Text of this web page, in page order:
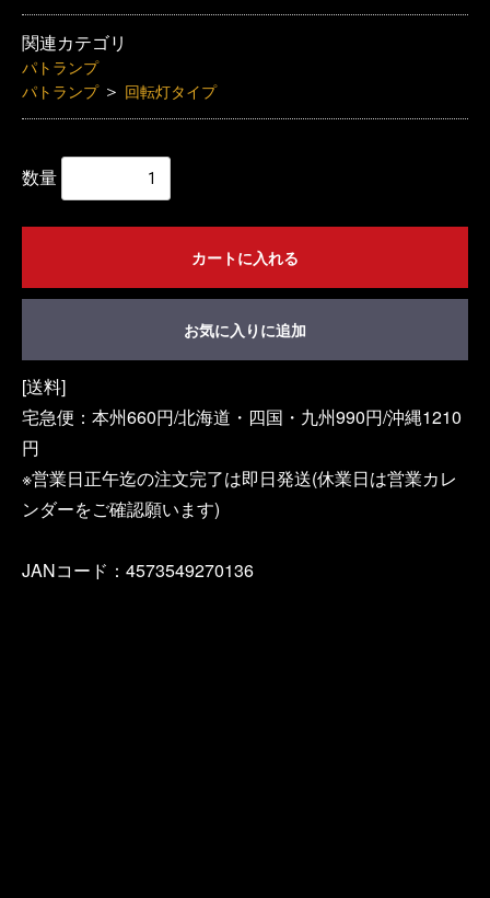
関連カテゴリ
パトランプ
パトランプ ＞ 回転灯タイプ
数量
カートに入れる
お気に入りに追加
[送料]
宅急便：本州660円/北海道・四国・九州990円/沖縄1210
円
※営業日正午迄の注文完了は即日発送(休業日は営業カレ
ンダーをご確認願います)
JANコード：4573549270136